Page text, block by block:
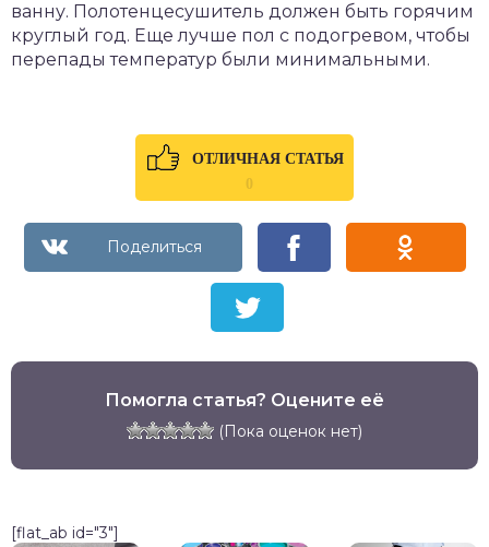
ванну. Полотенцесушитель должен быть горячим
круглый год. Еще лучше пол с подогревом, чтобы
перепады температур были минимальными.
ОТЛИЧНАЯ СТАТЬЯ
0
Помогла статья? Оцените её
(Пока оценок нет)
[flat_ab id="3"]